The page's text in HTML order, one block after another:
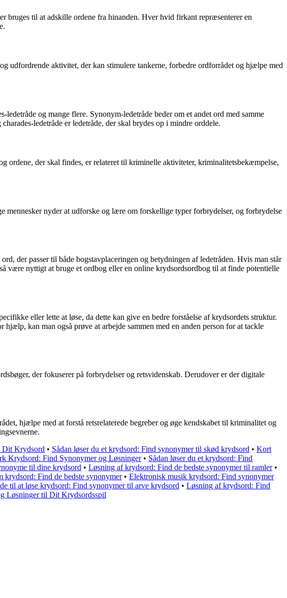
bruges til at adskille ordene fra hinanden. Hver hvid firkant repræsenterer en
udfordrende aktivitet, der kan stimulere tankerne, forbedre ordforrådet og hjælpe med
og mange flere. Synonym-ledetråde beder om et andet ord med samme
ledetråde er ledetråde, der skal brydes op i mindre orddele.
ordene, der skal findes, er relateret til kriminelle aktiviteter, kriminalitetsbekæmpelse,
nyder at udforske og lære om forskellige typer forbrydelser, og forbrydelse
der passer til både bogstavplaceringen og betydningen af ledetråden. Hvis man står
være nyttigt at bruge et ordbog eller en online krydsordsordbog til at finde potentielle
eller lette at løse, da dette kan give en bedre forståelse af krydsordets struktur.
kan man også prøve at arbejde sammen med en anden person for at tackle
der fokuserer på forbrydelser og retsvidenskab. Derudover er der digitale
hjælpe med at forstå retsrelaterede begreber og øge kendskabet til kriminalitet og
Dit Krydsord • Sådan løser du et krydsord: Find synonymer til skød krydsord • Kort
Krydsord: Find Synonymer og Løsninger• Sådan løser du et krydsord: Find
til dine krydsord • Løsning af krydsord: Find de bedste synonymer til ramler•
krydsord: Find de bedste synonymer• Elektronisk musik krydsord: Find synonymer
til at løse krydsord: Find synonymer til arve krydsord • Løsning af krydsord: Find
Løsninger til Dit Krydsordsspil